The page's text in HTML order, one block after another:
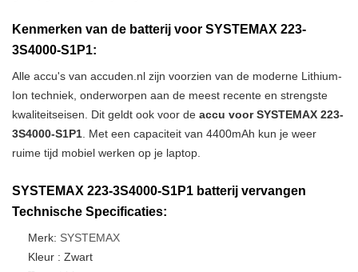
Kenmerken van de batterij voor SYSTEMAX 223-
3S4000-S1P1:
Alle accu's van accuden.nl zijn voorzien van de moderne Lithium-
Ion techniek, onderworpen aan de meest recente en strengste
kwaliteitseisen. Dit geldt ook voor de accu voor SYSTEMAX 223-
3S4000-S1P1 . Met een capaciteit van 4400mAh kun je weer
ruime tijd mobiel werken op je laptop.
SYSTEMAX 223-3S4000-S1P1 batterij vervangen
Technische Specificaties:
Merk: SYSTEMAX
Kleur : Zwart